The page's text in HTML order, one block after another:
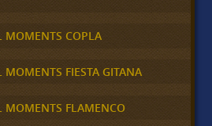
MOMENTS COPLA
FIESTA GITANA
MOMENTS FLAMENCO